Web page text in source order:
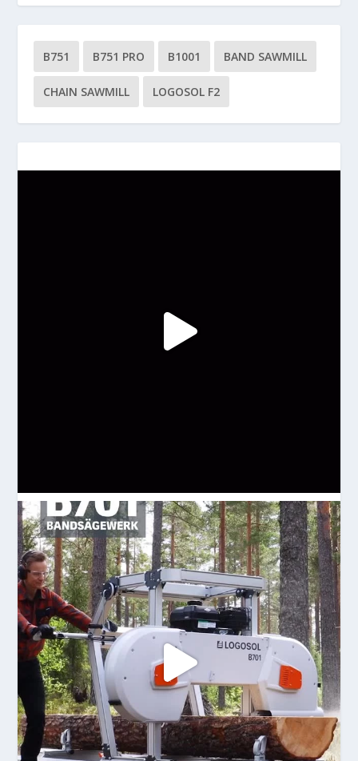
B751 B751 PRO B1001 BAND SAWMILL
CHAIN SAWMILL LOGOSOL F2